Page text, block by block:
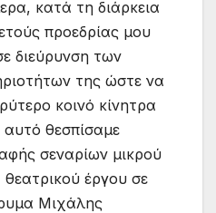
κατά τη διάρκεια
προεδρίας μου
διεύρυνση των
της ώστε να
κοινό κίνητρα
αυτό θεσπίσαμε
σεναρίων μικρού
έργου σε
Μιχάλης